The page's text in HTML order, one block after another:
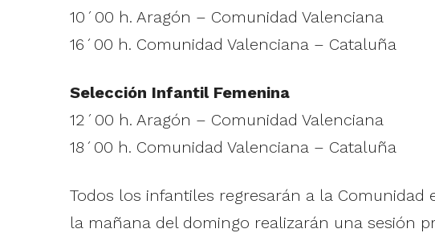
10´00 h. Aragón – Comunidad Valenciana
16´00 h. Comunidad Valenciana – Cataluña
Selección Infantil Femenina
12´00 h. Aragón – Comunidad Valenciana
18´00 h. Comunidad Valenciana – Cataluña
Todos los infantiles regresarán a la
la mañana del domingo realizarán una sesión